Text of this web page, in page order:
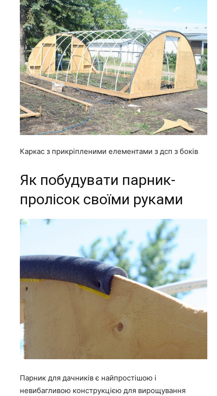
Каркас з прикріпленими елементами з дсп з боків
Як побудувати парник-
пролісок своїми руками
Парник для дачників є найпростішою і
невибагливою конструкцією для вирощування